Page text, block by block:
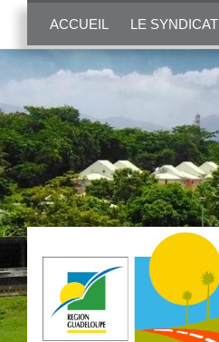
ACCUEIL LE SYNDICAT